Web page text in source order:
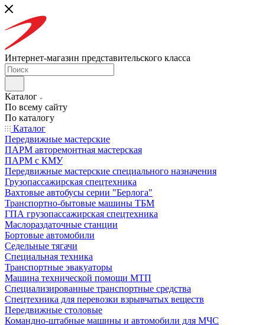
Интернет-магазин представительского класса
Каталог
По всему сайту
По каталогу
Каталог
Передвижные мастерские
ПАРМ авторемонтная мастерская
ПАРМ с КМУ
Передвижные мастерские специального назначения
Грузопассажирская спецтехника
Вахтовые автобусы серии "Берлога"
Транспортно-бытовые машины ТБМ
ГПА грузопассажирская спецтехника
Маслораздаточные станции
Бортовые автомобили
Седельные тягачи
Специальная техника
Транспортные эвакуаторы
Машина технической помощи МТП
Специализированные транспортные средства
Спецтехника для перевозки взрывчатых веществ
Передвижные столовые
Командно-штабные машины и автомобили для МЧС